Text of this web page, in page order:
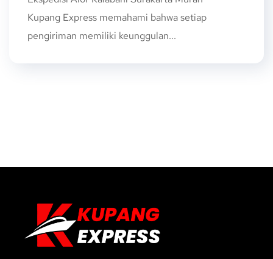
Kupang Express memahami bahwa setiap
pengiriman memiliki keunggulan...